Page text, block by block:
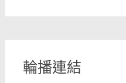
輪播連結